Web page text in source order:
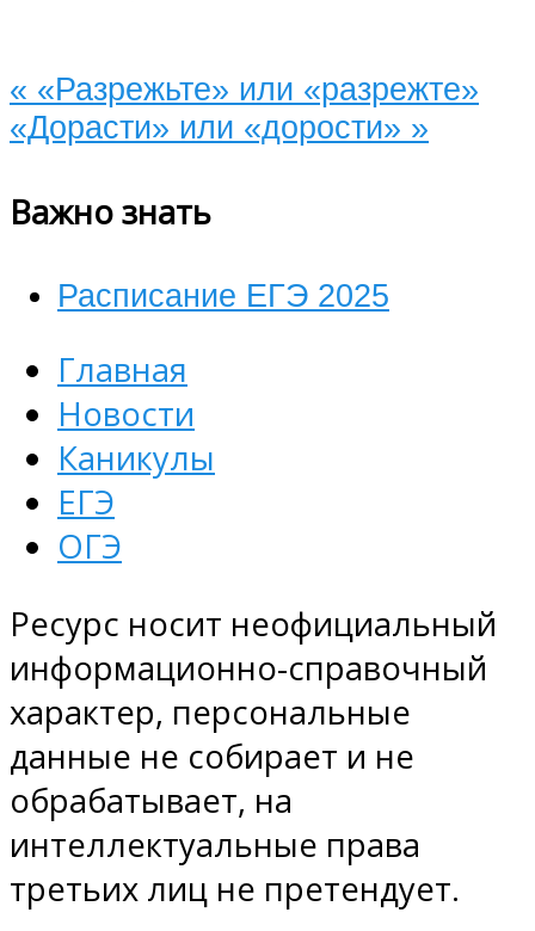
« «Разрежьте» или «разрежте»
«Дорасти» или «дорости» »
Важно знать
Расписание ЕГЭ 2025
Главная
Новости
Каникулы
ЕГЭ
ОГЭ
Ресурс носит неофициальный
информационно-справочный
характер, персональные
данные не собирает и не
обрабатывает, на
интеллектуальные права
третьих лиц не претендует.